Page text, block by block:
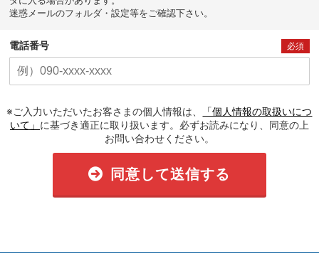
迷惑メールのフォルダ・設定等をご確認下さい。
電話番号 必須
※ご入力いただいたお客さまの個人情報は、
「個人情報の取扱いにつ
いて」 に基づき適正に取り扱います。必ずお読みになり、同意の上
お問い合わせください。
同意して送信する